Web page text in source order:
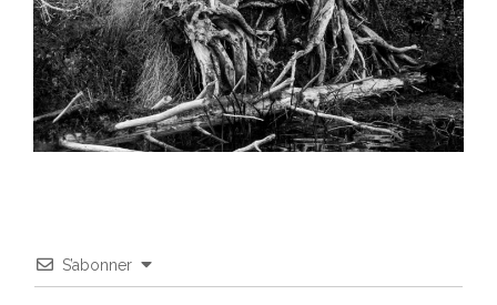
S’abonner